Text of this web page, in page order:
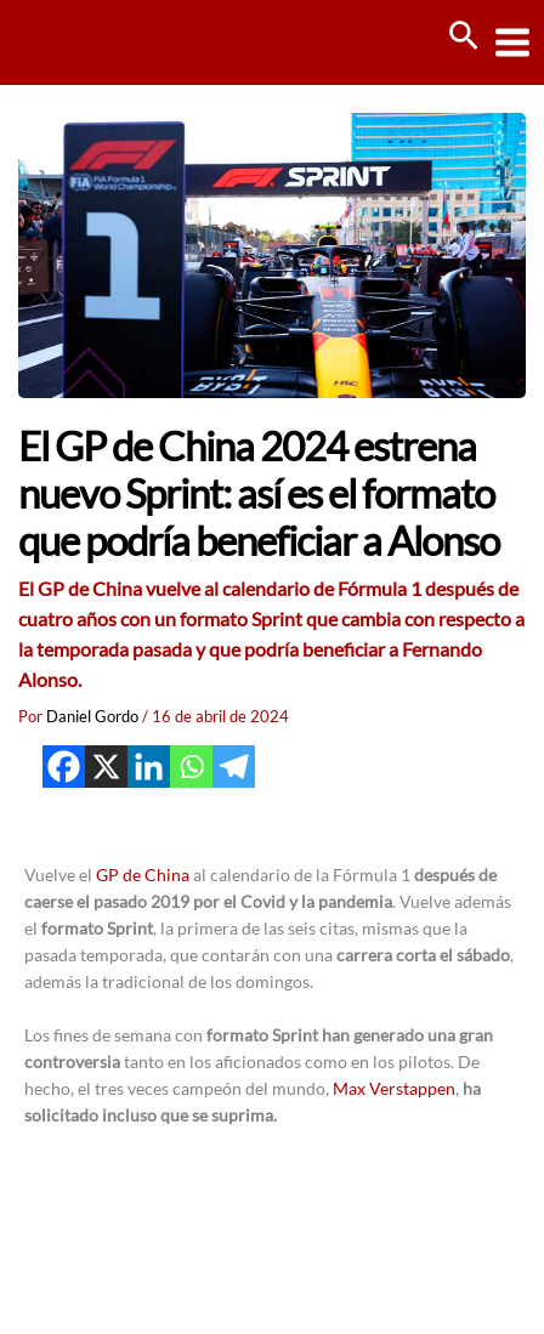
El GP de China 2024 estrena
nuevo Sprint: así es el formato
que podría beneficiar a Alonso
El GP de China vuelve al calendario de Fórmula 1 después de
cuatro años con un formato Sprint que cambia con respecto a
la temporada pasada y que podría beneficiar a Fernando
Alonso.
Por Daniel Gordo/ 16 de abril de 2024
Vuelve el GP de Chinaal calendario de la Fórmula 1 después de
caerse el pasado 2019 por el Covid y la pandemia. Vuelve además
el formato Sprint, la primera de las seis citas, mismas que la
pasada temporada, que contarán con unacarrera corta el sábado,
además la tradicional de los domingos.
Los fines de semana con formato Sprint han generado una gran
controversiatanto en los aficionados como en los pilotos. De
hecho, el tres veces campeón del mundo, Max Verstappen, ha
solicitado incluso que se suprima.